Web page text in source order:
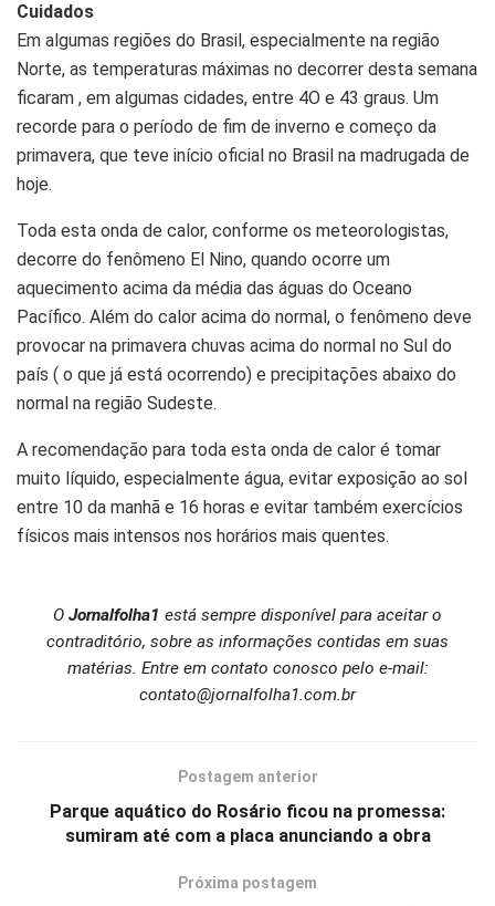
Cuidados
Em algumas regiões do Brasil, especialmente na região
Norte, as temperaturas máximas no decorrer desta semana
ficaram , em algumas cidades, entre 4O e 43 graus. Um
recorde para o período de fim de inverno e começo da
primavera, que teve início oficial no Brasil na madrugada de
hoje.
Toda esta onda de calor, conforme os meteorologistas,
decorre do fenômeno El Nino, quando ocorre um
aquecimento acima da média das águas do Oceano
Pacífico. Além do calor acima do normal, o fenômeno deve
provocar na primavera chuvas acima do normal no Sul do
país ( o que já está ocorrendo) e precipitações abaixo do
normal na região Sudeste.
A recomendação para toda esta onda de calor é tomar
muito líquido, especialmente água, evitar exposição ao sol
entre 10 da manhã e 16 horas e evitar também exercícios
físicos mais intensos nos horários mais quentes.
O Jornalfolha1 está sempre disponível para aceitar o
contraditório, sobre as informações contidas em suas
matérias. Entre em contato conosco pelo e-mail:
contato@jornalfolha1.com.br
Postagem anterior
Parque aquático do Rosário ficou na promessa:
sumiram até com a placa anunciando a obra
Próxima postagem